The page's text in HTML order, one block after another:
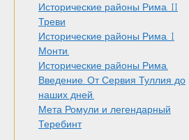
Исторические районы Рима. II
Треви
Исторические районы Рима. I
Монти.
Исторические районы Рима.
Введение. От Сервия Туллия до
наших дней.
Мета Ромули и легендарный
Теребинт